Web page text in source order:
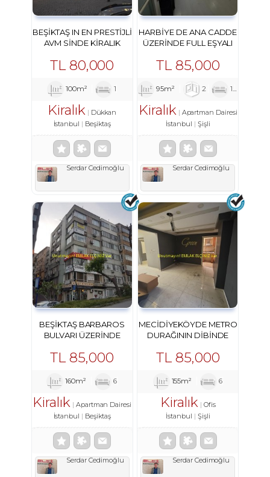
BEŞIKTAŞ IN EN PRESTIJLI
AVM SINDE KIRALIK
TL80,000
100m² 1
Kiralık
Dükkan
İstanbul
Beşiktaş
Serdar Cedimoğlu
HARBIYE DE ANA CADDE
ÜZERINDE FULL EŞYALI
TL85,000
95m² 2 1
Kiralık
Apartman Dairesi
İstanbul
Şişli
Serdar Cedimoğlu
BEŞIKTAŞ BARBAROS
BULVARI ÜZERINDE
ŞAHANE DAIRE
TL 85,000
160m² 6
Kiralık
Apartman Dairesi
İstanbul
Beşiktaş
Serdar Cedimoğlu
MECIDIYEKÖYDE METRO
DURAĞININ DIBINDE
TL85,000
155m² 6
Kiralık
Ofis
İstanbul
Şişli
Serdar Cedimoğlu